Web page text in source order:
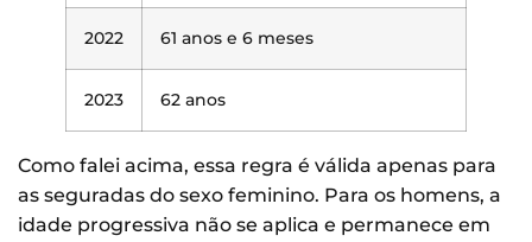
2022 61 anos e 6 meses
2023 62 anos
Como falei acima, essa regra é válida apenas para
as seguradas do sexo feminino. Para os homens, a
idade progressiva não se aplica e permanece em